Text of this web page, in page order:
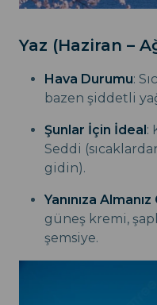
Yaz (Haziran –
Hava Durumu:
bazen şiddetli
Şunlar İçin İdeal :
Seddi
gidin).
Yanınıza
güneş kremi,
şemsiye.